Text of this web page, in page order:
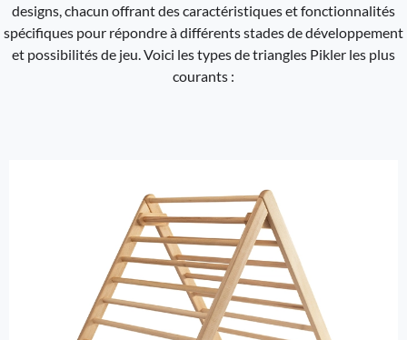
designs, chacun offrant des caractéristiques et fonctionnalités
spécifiques pour répondre à différents stades de développement
et possibilités de jeu. Voici les types de triangles Pikler les plus
courants :